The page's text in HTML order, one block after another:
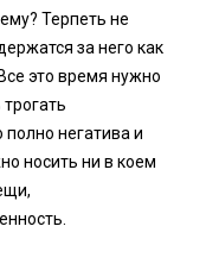
Терпеть не
за него как
это время нужно
негатива и
носить ни в коем